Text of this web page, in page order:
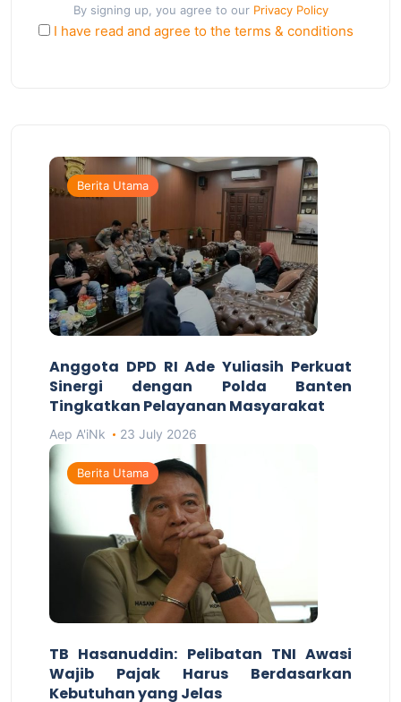
By signing up, you agree to our Privacy Policy
I have read and agree to the terms & conditions
Berita Utama
Anggota DPD RI Ade Yuliasih Perkuat
Sinergi dengan Polda Banten
Tingkatkan Pelayanan Masyarakat
Aep A'iNk 23 July 2026
Berita Utama
TB Hasanuddin: Pelibatan TNI Awasi
Wajib Pajak Harus Berdasarkan
Kebutuhan yang Jelas